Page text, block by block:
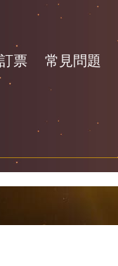
票 常見問題